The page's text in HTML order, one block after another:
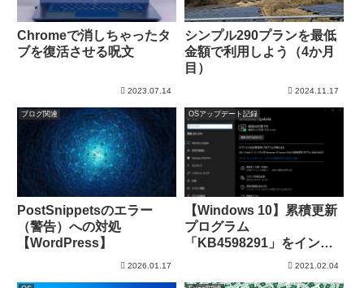
Chromeで消しちゃったタ
ブを復活させる呪文
2023.07.14
シンプル290プランを最低
金額で利用しよう（4か月
目）
2024.11.17
ブログ関連
PostSnippetsのエラー
（警告）への対処
【WordPress】
2026.01.17
OSアップデート記録
【Windows 10】累積更新
プログラム
「KB4598291」をインス
2021.02.04